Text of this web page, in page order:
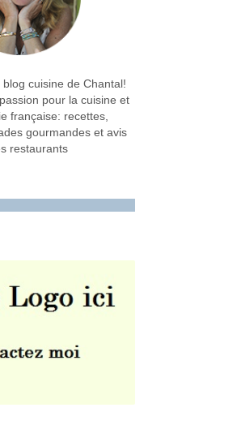
cuisine de Chantal!
pour la cuisine et
française: recettes,
gourmandes et avis
restaurants